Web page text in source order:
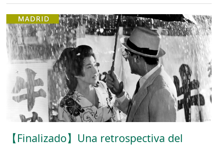
【Finalizado】Una retrospectiva del